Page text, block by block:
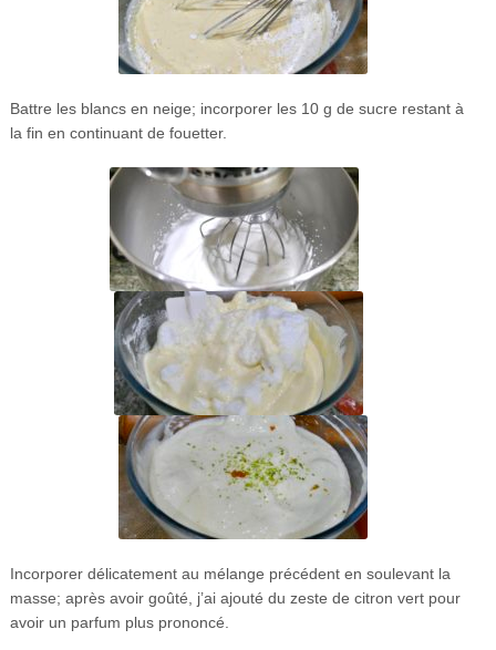
Battre les blancs en neige; incorporer les 10 g de sucre restant à
la fin en continuant de fouetter.
Incorporer délicatement au mélange précédent en soulevant la
masse; après avoir goûté, j’ai ajouté du zeste de citron vert pour
avoir un parfum plus prononcé.